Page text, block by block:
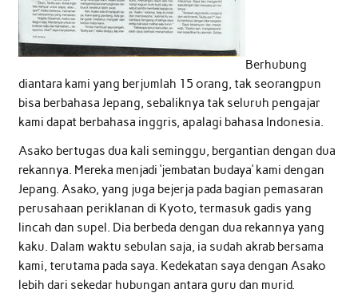
Berhubung
diantara kami yang berjumlah 15 orang, tak seorangpun
bisa berbahasa Jepang, sebaliknya tak seluruh pengajar
kami dapat berbahasa inggris, apalagi bahasa Indonesia.
Asako bertugas dua kali seminggu, bergantian dengan dua
rekannya. Mereka menjadi ‘jembatan budaya’ kami dengan
Jepang. Asako, yang juga bejerja pada bagian pemasaran
perusahaan periklanan di Kyoto, termasuk gadis yang
lincah dan supel. Dia berbeda dengan dua rekannya yang
kaku. Dalam waktu sebulan saja, ia sudah akrab bersama
kami, terutama pada saya. Kedekatan saya dengan Asako
lebih dari sekedar hubungan antara guru dan murid.